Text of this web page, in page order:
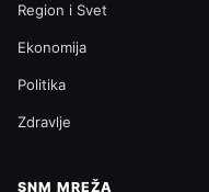
Region i Svet
Ekonomija
Politika
Zdravlje
SNM MREŽA